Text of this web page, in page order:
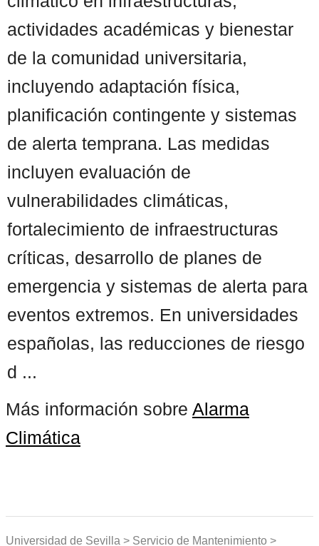
actividades académicas y bienestar
de la comunidad universitaria,
incluyendo adaptación física,
planificación contingente y sistemas
de alerta temprana. Las medidas
incluyen evaluación de
vulnerabilidades climáticas,
fortalecimiento de infraestructuras
críticas, desarrollo de planes de
emergencia y sistemas de alerta para
eventos extremos. En universidades
españolas, las reducciones de riesgo
d ...
Más información sobre Alarma
Climática
Universidad de Sevilla > Servicio de Mantenimiento >